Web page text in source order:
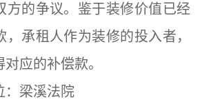
方的争议。鉴于装修价值已经
，承租人作为装修的投入者，
应的补偿款。
梁溪法院